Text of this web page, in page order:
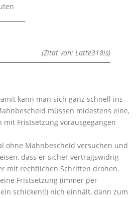
(Zitat von: Latte318is)
kann man sich ganz schnell ins
müssen midestens eine,
Fristsetzung vorausgegangen
ohne Mahnbescheid versuchen und
dass er sicher vertragswidrig
mit rechtlichen Schritten drohen.
Fristsetzung (immer per
schicken!!) nich einhält, dann zum